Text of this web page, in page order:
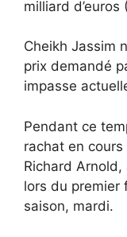
milliard
Cheikh Jassim
prix demandé
impasse
Pendant ce
rachat en
Richard
lors du premier
saison, mardi.